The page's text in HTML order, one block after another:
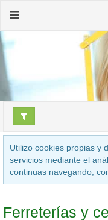
Utilizo cookies propias y
servicios mediante el
continuas navegando,
Ferreterías y